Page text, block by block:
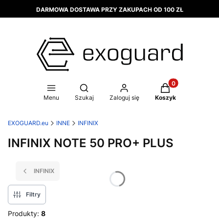
DARMOWA DOSTAWA PRZY ZAKUPACH OD 100 ZŁ
Menu
Otwórz wyszukiwarkę
Szukaj Zaloguj się
Produkty w
Koszyk
EXOGUARD.eu INNE INFINIX
INFINIX NOTE 50 PRO+ PLUS
INFINIX
Filtry
Produkty: 8